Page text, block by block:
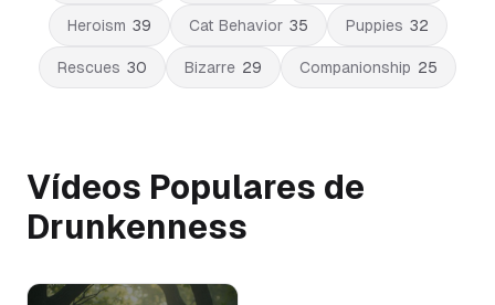
Heroism 39 Cat Behavior 35 Puppies 32
Rescues 30 Bizarre 29 Companionship 25
Vídeos Populares de
Drunkenness